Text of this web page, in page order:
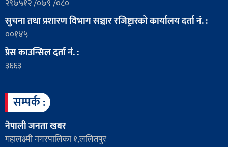
२९७५१२ /०७९ /०८०
सुचना तथा प्रशारण विभाग सञ्चार रजिष्ट्रारको कार्यालय दर्ता नं. :
००१४५
प्रेस काउन्सिल दर्ता नं. :
३६६३
सम्पर्क :
नेपाली जनता खबर
महालक्ष्मी नगरपालिका १,ललितपुर